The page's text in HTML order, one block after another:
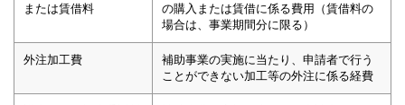
または賃借料
の購入または賃借に係る費用（賃借料の
場合は、事業期間分に限る）
外注加工費
補助事業の実施に当たり、申請者で行う
ことができない加工等の外注に係る経費